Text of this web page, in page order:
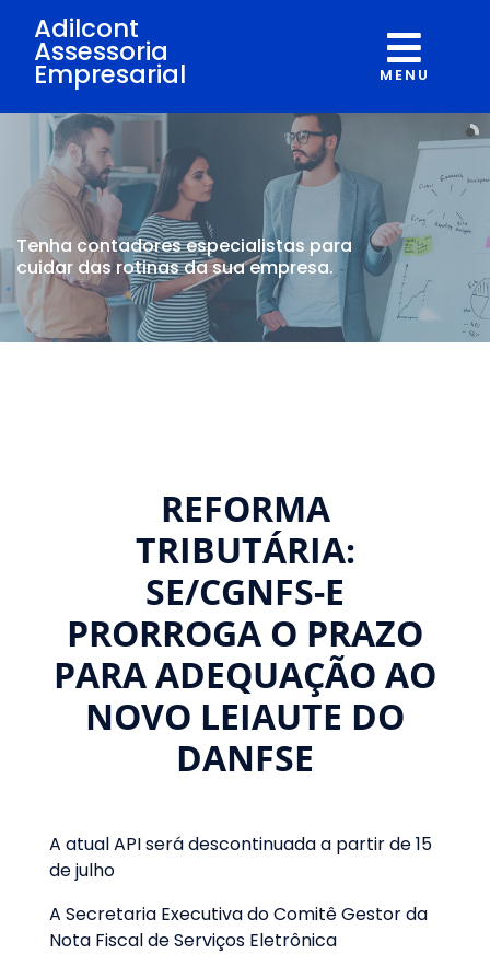
Adilcont
Assessoria
Empresarial MENU
Tenha contadoresespecialistas para
cuidar das rotinas da sua empresa.
REFORMA
TRIBUTÁRIA:
SE/CGNFS-E
PRORROGA O PRAZO
PARA ADEQUAÇÃO AO
NOVO LEIAUTE DO
DANFSE
A atual API será descontinuada a partir de 15
de julho
A Secretaria Executiva do Comitê Gestor da
Nota Fiscal de Serviços Eletrônica